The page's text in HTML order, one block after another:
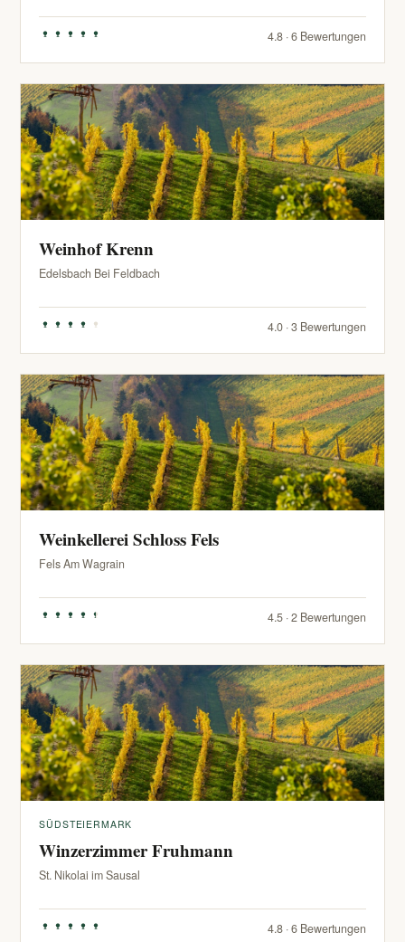
4.8 · 6 Bewertungen
Weinhof Krenn
Edelsbach Bei Feldbach
4.0 · 3 Bewertungen
Weinkellerei Schloss Fels
Fels Am Wagrain
4.5 · 2 Bewertungen
SÜDSTEIERMARK
Winzerzimmer Fruhmann
St. Nikolai im Sausal
4.8 · 6 Bewertungen